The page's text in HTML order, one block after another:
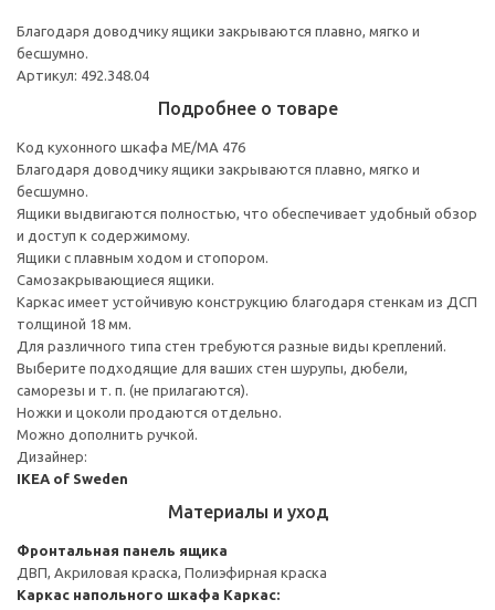
Благодаря доводчику ящики закрываются плавно, мягко и
бесшумно.
Артикул: 492.348.04
Подробнее о товаре
Код кухонного шкафа ME/MA 476
Благодаря доводчику ящики закрываются плавно, мягко и
бесшумно.
Ящики выдвигаются полностью, что обеспечивает удобный обзор
и доступ к содержимому.
Ящики с плавным ходом и стопором.
Самозакрывающиеся ящики.
Каркас имеет устойчивую конструкцию благодаря стенкам из ДСП
толщиной 18 мм.
Для различного типа стен требуются разные виды креплений.
Выберите подходящие для ваших стен шурупы, дюбели,
саморезы и т. п. (не прилагаются).
Ножки и цоколи продаются отдельно.
Можно дополнить ручкой.
Дизайнер:
IKEA of Sweden
Материалы и уход
Фронтальная панель ящика
ДВП, Акриловая краска, Полиэфирная краска
Каркас напольного шкафа Каркас: